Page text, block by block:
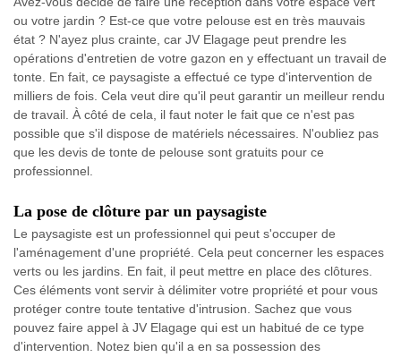
ou votre jardin ? Est-ce que votre pelouse est en très mauvais
état ? N'ayez plus crainte, car JV Elagage peut prendre les
opérations d'entretien de votre gazon en y effectuant un travail de
tonte. En fait, ce paysagiste a effectué ce type d'intervention de
milliers de fois. Cela veut dire qu'il peut garantir un meilleur rendu
de travail. À côté de cela, il faut noter le fait que ce n'est pas
possible que s'il dispose de matériels nécessaires. N'oubliez pas
que les devis de tonte de pelouse sont gratuits pour ce
professionnel.
La pose de clôture par un paysagiste
Le paysagiste est un professionnel qui peut s'occuper de
l'aménagement d'une propriété. Cela peut concerner les espaces
verts ou les jardins. En fait, il peut mettre en place des clôtures.
Ces éléments vont servir à délimiter votre propriété et pour vous
protéger contre toute tentative d'intrusion. Sachez que vous
pouvez faire appel à JV Elagage qui est un habitué de ce type
d'intervention. Notez bien qu'il a en sa possession des